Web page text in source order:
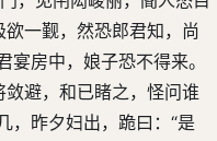
一觐，然恐郎君知，尚
房中，娘子恐不得来。
避，和已睹之，怪问谁
，昨夕妇出，跪曰：“是